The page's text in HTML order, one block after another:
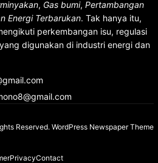
, Gas bumi, Pertambangan
Energi Terbarukan. Tak hanya itu,
perkembangan isu, regulasi
digunakan di industri energi dan
Reserved. WordPress Newspaper Theme
PrivacyContact